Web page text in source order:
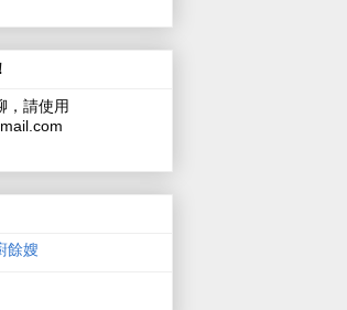
，請使用
餘嫂